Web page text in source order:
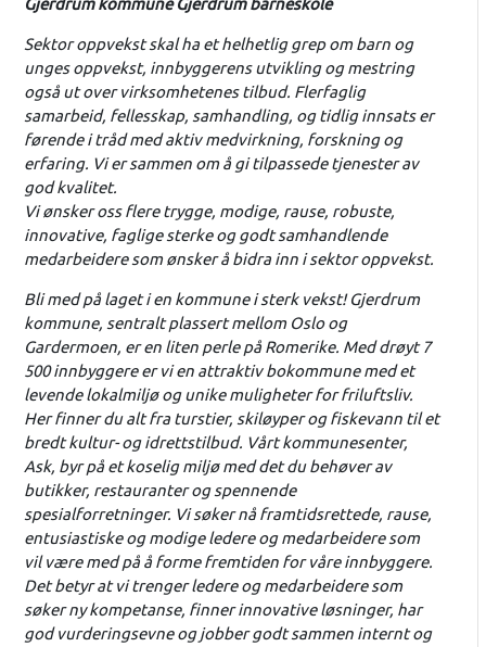
Gjerdrum kommune Gjerdrum barneskole
Sektor oppvekst skal ha et helhetlig grep om barn og
unges oppvekst, innbyggerens utvikling og mestring
også ut over virksomhetenes tilbud. Flerfaglig
samarbeid, fellesskap, samhandling, og tidlig innsats er
førende i tråd med aktiv medvirkning, forskning og
erfaring. Vi er sammen om å gi tilpassede tjenester av
god kvalitet.
Vi ønsker oss flere trygge, modige, rause, robuste,
innovative, faglige sterke og godt samhandlende
medarbeidere som ønsker å bidra inn i sektor oppvekst.
Bli med på laget i en kommune i sterk vekst! Gjerdrum
kommune, sentralt plassert mellom Oslo og
Gardermoen, er en liten perle på Romerike. Med drøyt 7
500 innbyggere er vi en attraktiv bokommune med et
levende lokalmiljø og unike muligheter for friluftsliv.
Her finner du alt fra turstier, skiløyper og fiskevann til et
bredt kultur- og idrettstilbud. Vårt kommunesenter,
Ask, byr på et koselig miljø med det du behøver av
butikker, restauranter og spennende
spesialforretninger. Vi søker nå framtidsrettede, rause,
entusiastiske og modige ledere og medarbeidere som
vil være med på å forme fremtiden for våre innbyggere.
Det betyr at vi trenger ledere og medarbeidere som
søker ny kompetanse, finner innovative løsninger, har
god vurderingsevne og jobber godt sammen internt og